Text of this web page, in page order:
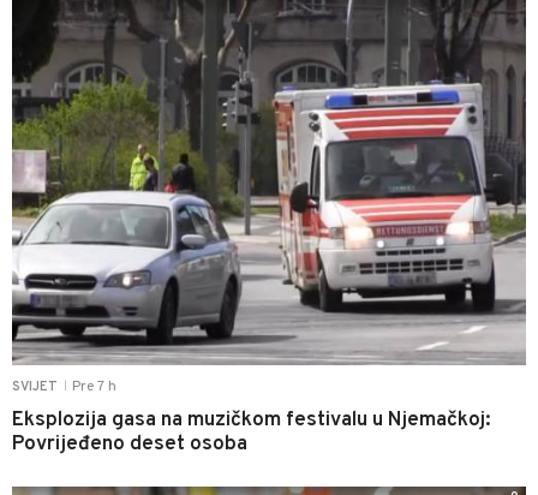
SVIJET Pre 7 h
Eksplozija gasa na muzičkom festivalu u Njemačkoj:
Povrijeđeno deset osoba